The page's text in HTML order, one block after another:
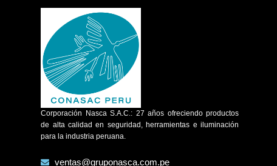
Corporación Nasca S.A.C.: 27 años ofreciendo productos
de alta calidad en seguridad, herramientas e iluminación
para la industria peruana.
ventas@gruponasca.com.pe